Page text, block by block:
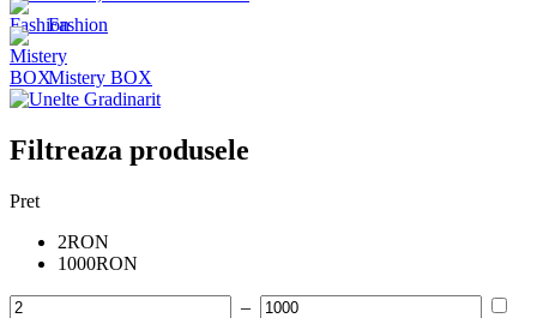
Fashion
Mistery BOX
Filtreaza produsele
Pret
2RON
1000RON
–